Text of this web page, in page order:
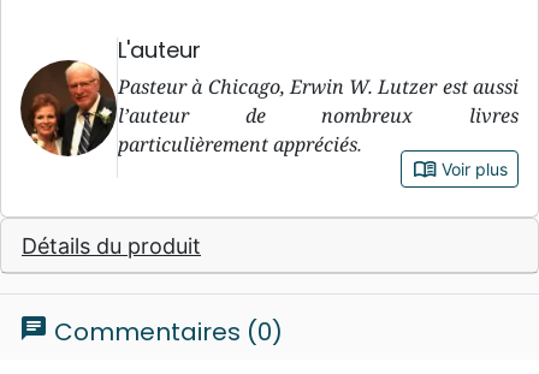
L'auteur
Pasteur à Chicago, Erwin W. Lutzer est aussi
l’auteur de nombreux livres
particulièrement appréciés.
book_open Voir plus
Détails du produit
chat Commentaires (0)